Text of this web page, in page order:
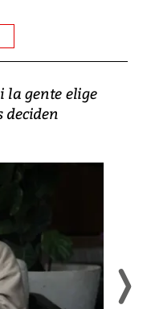
la gente elige
deciden